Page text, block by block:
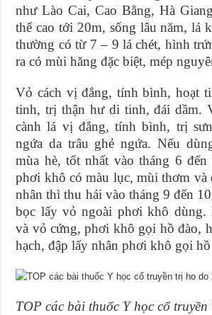
như Lào Cai, Cao Bằng, Hà
thể cao tới 20m, sống lâu năm, lá
thường có từ 7 – 9 lá chét, hình
ra có mùi hăng đặc biệt, mép
Vỏ cách vị đắng, tính bình, hoạt
tinh, trị thận hư di tinh, đái dầm.
cành lá vị đắng, tính bình, trị
ngứa da trâu ghẻ ngứa. Nếu
mùa hè, tốt nhất vào tháng 6
phơi khô có màu lục, mùi thơm và
nhân thì thu hái vào tháng 9 đến
bọc lấy vỏ ngoài phơi khô dùng.
và vỏ cứng, phơi khô gọi hồ đào,
hạch, đập lấy nhân phơi khô gọi
TOP các bài thuốc Y học cổ